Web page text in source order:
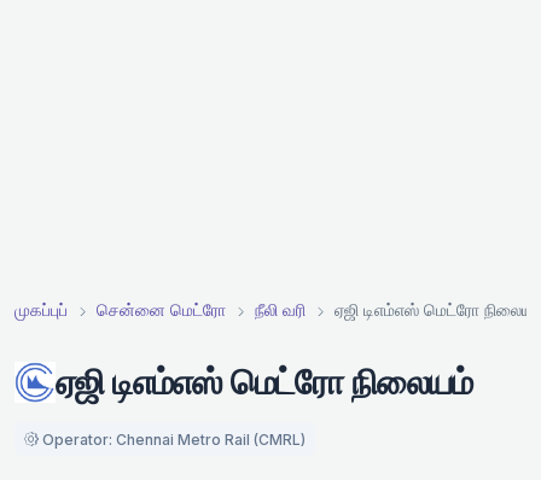
முகப்புப் சென்னை மெட்ரோ நீலி வரி ஏஜி டிஎம்எஸ் மெட்ரோ
ஏஜி டிஎம்எஸ் மெட்ரோ நிலையம்
Operator: Chennai Metro Rail (CMRL)